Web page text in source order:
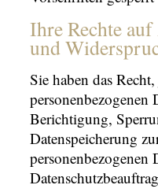
Ihre Rechte
und
Sie haben das
personenbezogenen
Berichtigung,
Datenspeicherung
personenbezogenen